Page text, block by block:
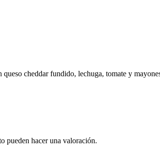
cheddar fundido, lechuga, tomate y
pueden hacer una valoración.